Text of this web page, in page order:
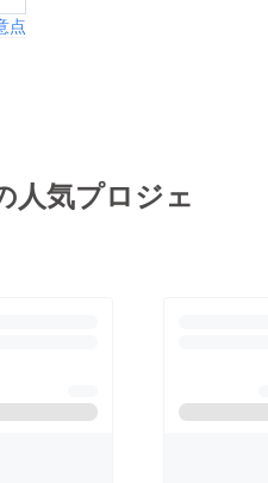
リ
楽
こ
、
が
点
人気プロジェ